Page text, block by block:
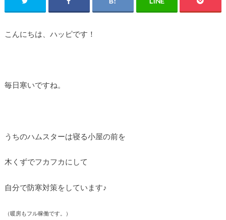
こんにちは、ハッピです！
毎日寒いですね。
うちのハムスターは寝る小屋の前を
木くずでフカフカにして
自分で防寒対策をしています♪
（暖房もフル稼働です。）